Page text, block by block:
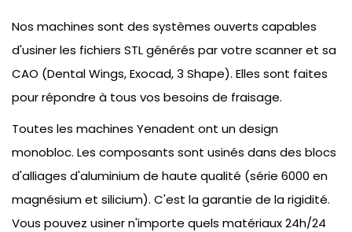
Nos machines sont des systèmes ouverts capables
d'usiner les fichiers STL générés par votre scanner et sa
CAO (Dental Wings, Exocad, 3 Shape). Elles sont faites
pour répondre à tous vos besoins de fraisage.
Toutes les machines Yenadent ont un design
monobloc. Les composants sont usinés dans des blocs
d'alliages d'aluminium de haute qualité (série 6000 en
magnésium et silicium). C'est la garantie de la rigidité.
Vous pouvez usiner n'importe quels matériaux 24h/24